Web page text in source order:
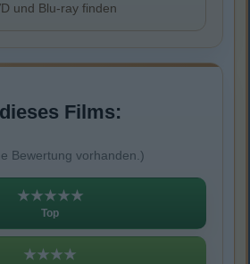
und Blu-ray finden
Films:
Bewertung vorhanden.)
★★★★★
Top
★★★★